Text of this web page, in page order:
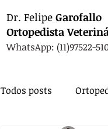
Dr. Felipe Garofallo
Ortopedista
WhatsApp: (11)97522-
Todos posts